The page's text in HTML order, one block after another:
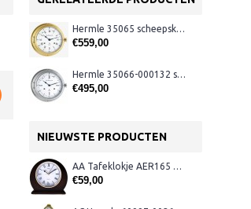
Hermle 35065 scheepsklok die glazen slaat
€559,00
Hermle 35066-000132 scheepsklok, klok glazen slaan
€495,00
NIEUWSTE PRODUCTEN
AA Tafeklokje AER165 noten
€59,00